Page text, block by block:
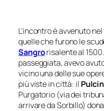
L’incontro è avvenuto
quelle che furono le
Sangrorisalente al
passeggiata, avevo
vicino una delle sue
più viste in città: il
Purgatorio (via dei
arrivare da Sorbillo)